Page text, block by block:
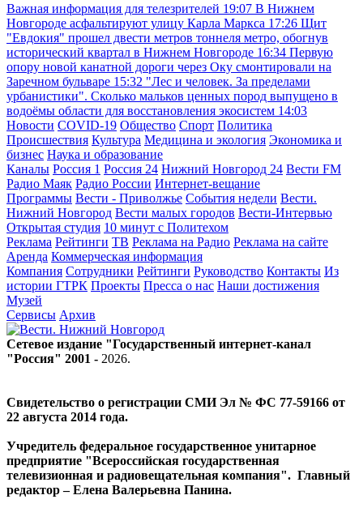
Важная информация для телезрителей 19:07 В Нижнем
Новгороде асфальтируют улицу Карла Маркса 17:26 Щит
"Евдокия" прошел двести метров тоннеля метро, обогнув
исторический квартал в Нижнем Новгороде 16:34 Первую
опору новой канатной дороги через Оку смонтировали на
Заречном бульваре 15:32 "Лес и человек. За пределами
урбанистики". Сколько мальков ценных пород выпущено в
водоёмы области для восстановления экосистем 14:03
Новости COVID-19 Общество Спорт Политика
Происшествия Культура Медицина и экология Экономика и
бизнес Наука и образование
Каналы Россия 1 Россия 24 Нижний Новгород 24 Вести FM
Радио Маяк Радио России Интернет-вещание
Программы Вести - Приволжье События недели Вести.
Нижний Новгород Вести малых городов Вести-Интервью
Открытая студия 10 минут с Политехом
Реклама Рейтинги ТВ Реклама на Радио Реклама на сайте
Аренда Коммерческая информация
Компания Сотрудники Рейтинги Руководство Контакты Из
истории ГТРК Проекты Пресса о нас Наши достижения
Музей
Сервисы Архив
Сетевое издание "Государственный интернет-канал
"Россия" 2001 - 2026.
Свидетельство о регистрации СМИ Эл № ФС 77-59166 от
22 августа 2014 года.
Учредитель федеральное государственное унитарное
предприятие "Всероссийская государственная
телевизионная и радиовещательная компания". Главный
редактор – Елена Валерьевна Панина.